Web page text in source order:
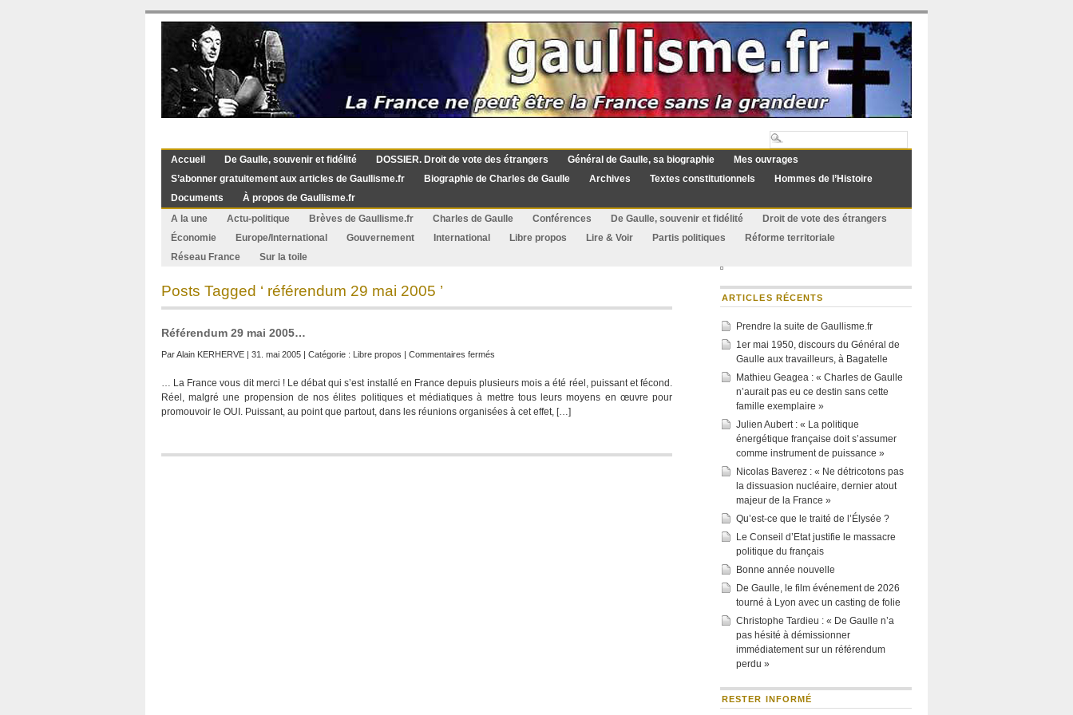
Accueil De Gaulle, souvenir et fidélité DOSSIER. Droit de vote des étrangers Général de Gaulle, sa biographie
Mes ouvrages
S’abonner gratuitement aux articles de Gaullisme.fr
Biographie de Charles de Gaulle Archives Textes constitutionnels
Hommes de l’Histoire
Documents
À propos de Gaullisme.fr
A la une
Actu-politique Brèves de Gaullisme.fr Charles de Gaulle Conférences De Gaulle, souvenir et fidélité
Droit de vote des étrangers
Économie
Europe/International Gouvernement International Libre propos Lire & Voir Partis politiques
Réforme territoriale
Réseau France
Sur la toile
Posts Tagged ‘ référendum 29 mai 2005 ’
Référendum 29 mai 2005…
ParAlain KERHERVE | 31. mai 2005 | Catégorie : Libre propos | Commentaires fermés
29
mai
2005…
… La France vous dit merci ! Le débat qui s’est installé en France depuis plusieurs mois a été réel, puissant et fécond.
Réel, malgré une propension de nos élites politiques et médiatiques à mettre tous leurs moyens en œuvre pour
promouvoir le OUI. Puissant, au point que partout, dans les réunions organisées à cet effet, […]
ARTICLES RÉCENTS
Prendre la suite de Gaullisme.fr
1er mai 1950, discours du Général de
Gaulle aux travailleurs, à Bagatelle
Mathieu Geagea : « Charles de Gaulle
n’aurait pas eu ce destin sans cette
famille exemplaire »
Julien Aubert : « La politique
énergétique française doit s’assumer
comme instrument de puissance »
Nicolas Baverez : « Ne détricotons pas
la dissuasion nucléaire, dernier atout
majeur de la France »
Qu’est-ce que le traité de l’Élysée ?
Le Conseil d’Etat justifie le massacre
politique du français
Bonne année nouvelle
De Gaulle, le film événement de 2026
tourné à Lyon avec un casting de folie
Christophe Tardieu : « De Gaulle n’a
pas hésité à démissionner
immédiatement sur un référendum
perdu »
RESTER INFORMÉ